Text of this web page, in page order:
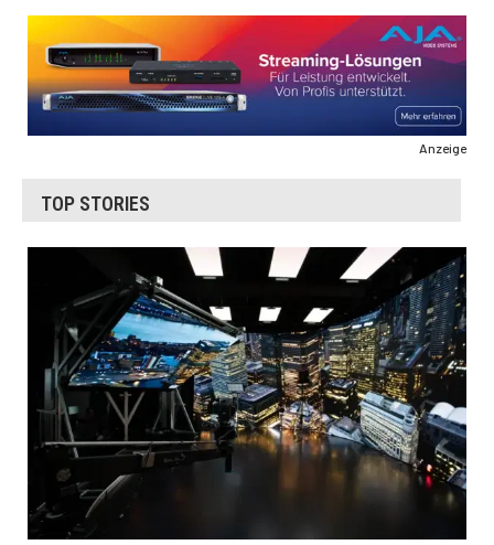
Anzeige
TOP STORIES